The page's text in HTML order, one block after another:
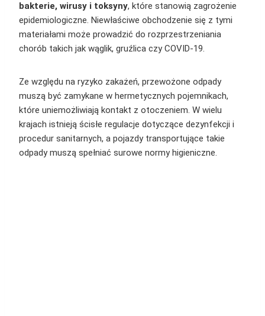
bakterie, wirusy i toksyny, które stanowią zagrożenie
epidemiologiczne. Niewłaściwe obchodzenie się z tymi
materiałami może prowadzić do rozprzestrzeniania
chorób takich jak wąglik, gruźlica czy COVID-19.
Ze względu na ryzyko zakażeń, przewożone odpady
muszą być zamykane w hermetycznych pojemnikach,
które uniemożliwiają kontakt z otoczeniem. W wielu
krajach istnieją ścisłe regulacje dotyczące dezynfekcji i
procedur sanitarnych, a pojazdy transportujące takie
odpady muszą spełniać surowe normy higieniczne.